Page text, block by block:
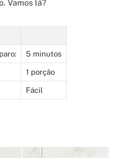
Vamos lá?
5 minutos
1 porção
Fácil